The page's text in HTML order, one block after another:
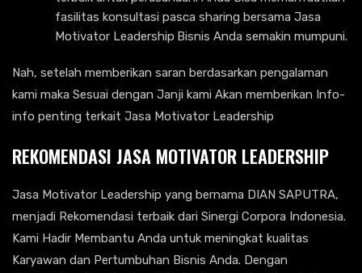
fasilitas konsultasi pasca sharing bersama Jasa
Motivator Leadership Bisnis Anda semakin mumpuni.
Nah, setelah memberikan saran berdasarkan pengalaman
kami maka Sesuai dengan Janji kami Akan memberikan Info-
info penting terkait Jasa Motivator Leadership
REKOMENDASI JASA MOTIVATOR LEADERSHIP
Jasa Motivator Leadership yang bernama DIAN SAPUTRA,
menjadi Rekomendasi terbaik dari Sinergi Corpora Indonesia.
Kami Hadir Membantu Anda untuk meningkat kualitas
Karyawan dan Pertumbuhan Bisnis Anda. Dengan